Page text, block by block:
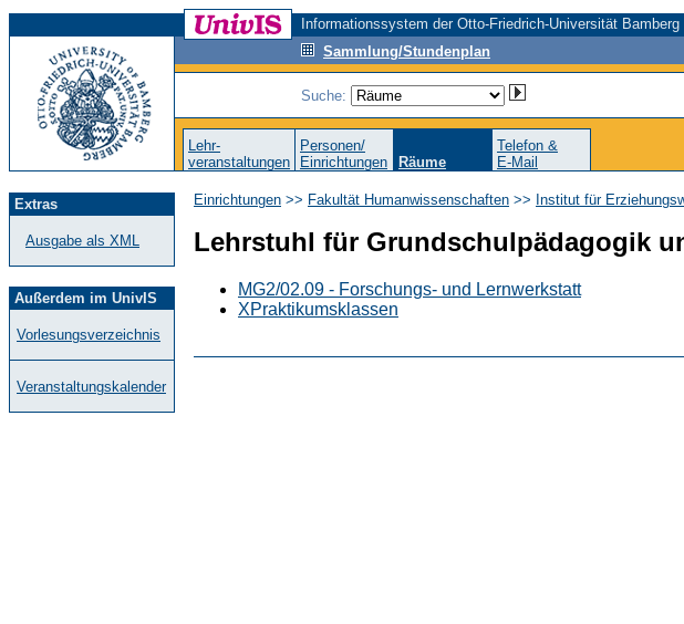
Informationssystem der Otto-Friedrich-Universität Bamberg
Sammlung/Stundenplan
Suche:
Lehr-
veranstaltungen
Personen/
Einrichtungen
Räume
Telefon &
E-Mail
Extras
Ausgabe als XML
Außerdem im UnivIS
Vorlesungsverzeichnis
Veranstaltungskalender
Einrichtungen >> Fakultät Humanwissenschaften >> Institut für
Lehrstuhl für Grundschulpädagogik
MG2/02.09 - Forschungs- und Lernwerkstatt
XPraktikumsklassen